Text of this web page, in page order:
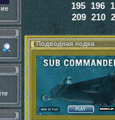
195 196
209 210
Подводная лодка